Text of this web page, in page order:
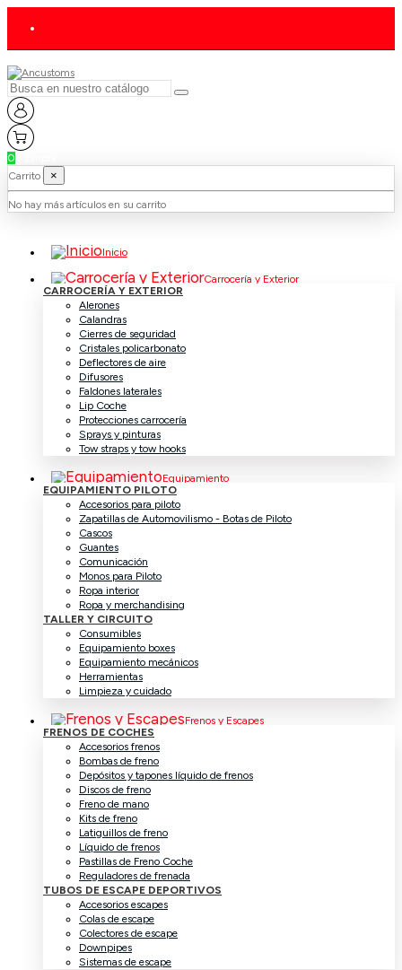
0
Carrito
×
No hay más artículos en su carrito
Inicio
Carrocería y Exterior
CARROCERÍA Y EXTERIOR
Alerones
Calandras
Cierres de seguridad
Cristales policarbonato
Deflectores de aire
Difusores
Faldones laterales
Lip Coche
Protecciones carrocería
Sprays y pinturas
Tow straps y tow hooks
Equipamiento
EQUIPAMIENTO PILOTO
Accesorios para piloto
Zapatillas de Automovilismo - Botas de Piloto
Cascos
Guantes
Comunicación
Monos para Piloto
Ropa interior
Ropa y merchandising
TALLER Y CIRCUITO
Consumibles
Equipamiento boxes
Equipamiento mecánicos
Herramientas
Limpieza y cuidado
Frenos y Escapes
FRENOS DE COCHES
Accesorios frenos
Bombas de freno
Depósitos y tapones líquido de frenos
Discos de freno
Freno de mano
Kits de freno
Latiguillos de freno
Líquido de frenos
Pastillas de Freno Coche
Reguladores de frenada
TUBOS DE ESCAPE DEPORTIVOS
Accesorios escapes
Colas de escape
Colectores de escape
Downpipes
Sistemas de escape